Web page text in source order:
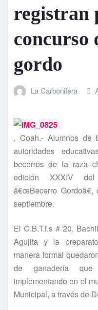
registran
concurso
gordo
La Carbonifera
, Coah.- Alumnos de
autoridades
becerros de la raza
edición XXXIV
â€œBecerro
septiembre.
El C.B.T.i.s # 20,
Agujita y la
manera formal
de ganaderí­a
implementando en el
Municipal, a través de